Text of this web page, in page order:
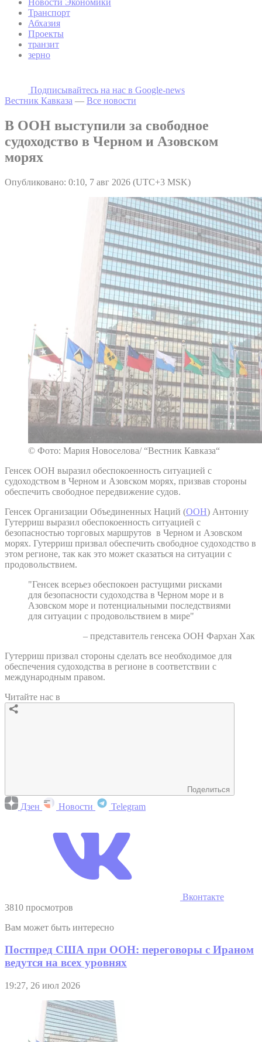
Транспорт
Абхазия
Проекты
транзит
зерно
Подписывайтесь на наc в Google-news
Вестник Кавказа — Все новости
В ООН выступили за свободное
судоходство в Черном и Азовском
морях
Опубликовано: 0:10, 7 авг 2026 (UTC+3 MSK)
© Фото: Мария Новоселова/ “Вестник Кавказа“
Генсек ООН выразил обеспокоенность ситуацией с
судоходством в Черном и Азовском морях, призвав стороны
обеспечить свободное передвижение судов.
Генсек Организации Объединенных Наций (ООН) Антониу
Гутерриш выразил обеспокоенность ситуацией с
безопасностью торговых маршрутов в Черном и Азовском
морях. Гутерриш призвал обеспечить свободное судоходство в
этом регионе, так как это может сказаться на ситуации с
продовольствием.
"Генсек всерьез обеспокоен растущими рисками
для безопасности судоходства в Черном море и в
Азовском море и потенциальными последствиями
для ситуации с продовольствием в мире"
– представитель генсека ООН Фархан Хак
Гутерриш призвал стороны сделать все необходимое для
обеспечения судоходства в регионе в соответствии с
международным правом.
Читайте нас в
Поделиться
Дзен Новости Telegram
Вконтакте
3810 просмотров
Вам может быть интересно
Постпред США при ООН: переговоры с Ираном
ведутся на всех уровнях
19:27, 26 июл 2026